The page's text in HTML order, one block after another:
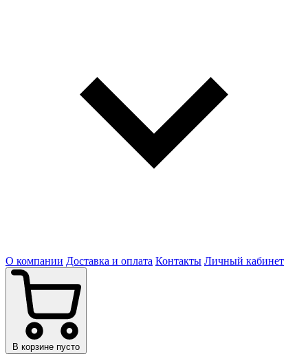
О компании Доставка и оплата Контакты Личный кабинет
В корзине пусто